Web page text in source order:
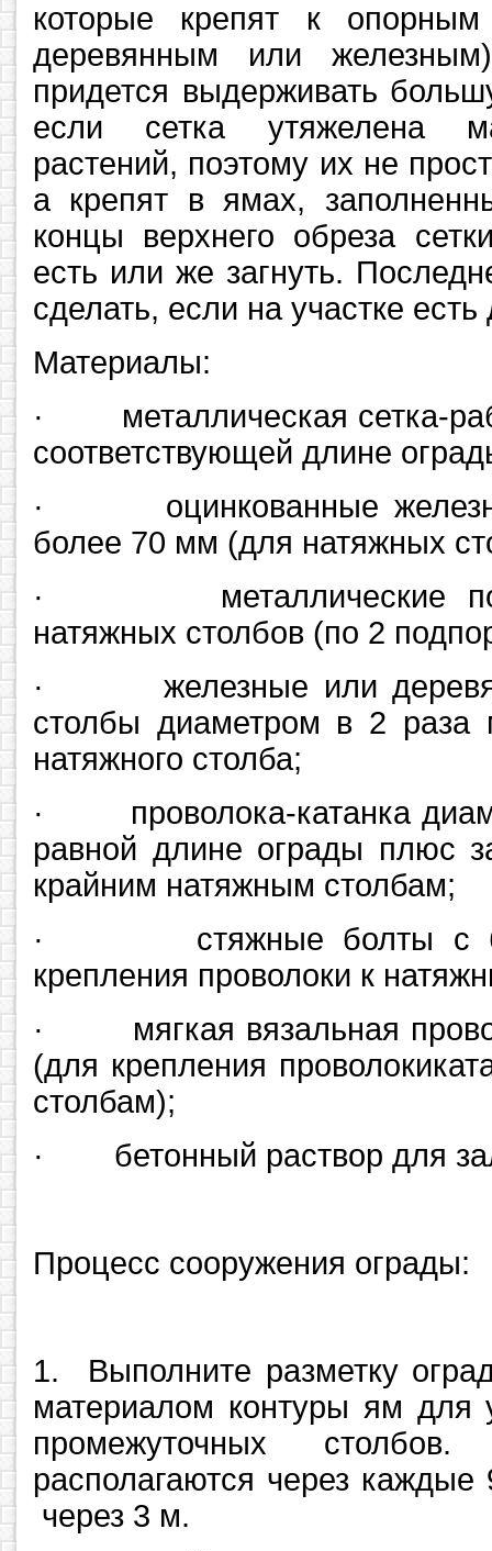
которые крепят к
деревянным или
придется выдерживать
если сетка утяжелена
растений, поэтому их не
а крепят в ямах,
концы верхнего обреза
есть или же загнуть.
сделать, если на участке есть
Материалы:
· металлическая сетка-
соответствующей длине
· оцинкованные
более 70 мм (для натяжных
· металлические
натяжных столбов (по 2
· железные или
столбы диаметром в 2 раза
натяжного столба;
· проволока-катанка
равной длине ограды плюс
крайним натяжным столбам;
· стяжные болты с
крепления проволоки к
· мягкая вязальная
(для крепления
столбам);
· бетонный раствор для
Процесс сооружения ограды:
1. Выполните разметку
материалом контуры ям для
промежуточных
располагаются через
через 3 м.